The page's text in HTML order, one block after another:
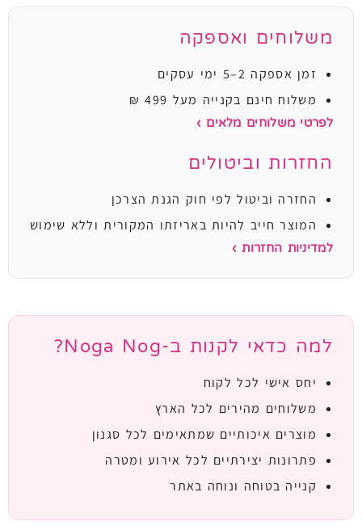
משלוחים ואספקה
זמן אספקה 2–5 ימי עסקים
משלוח חינם בקנייה מעל 499 ₪
לפרטי משלוחים מלאים ›
החזרות וביטולים
החזרה וביטול לפי חוק הגנת הצרכן
המוצר חייב להיות באריזתו המקורית וללא שימוש
למדיניות החזרות ›
למה כדאי לקנות ב-Noga Nog?
יחס אישי לכל לקוח
משלוחים מהירים לכל הארץ
מוצרים איכותיים שמתאימים לכל סגנון
פתרונות יצירתיים לכל אירוע ומטרה
קנייה בטוחה ונוחה באתר